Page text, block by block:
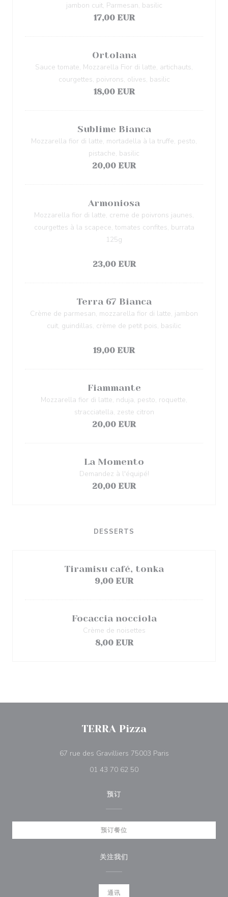
jambon cuit, Parmesan, basilic
17,00 EUR
Ortolana
Sauce tomate, Mozzarella Fior di latte, artichauts,
courgettes, poivrons, olives, basilic
18,00 EUR
Sublime Bianca
Mozzarella fior di latte, mortadella à la truffe, pesto,
pistache, basilic
20,00 EUR
Armoniosa
Mozzarella fior di latte, creme de poivrons jaunes,
courgettes à la scapece, tomates confites, burrata
125g
23,00 EUR
Terra 67 Bianca
Crème de parmesan, mozzarella fior di latte, jambon
cuit, guindillas, crème de petit pois, basilic
19,00 EUR
Fiammante
Mozzarella fior di latte, nduja, pesto, roquette,
stracciatella, zeste citron
20,00 EUR
La Momento
Demandez à l'équipé!
20,00 EUR
DESSERTS
Tiramisu café, tonka
9,00 EUR
Focaccia nocciola
Crème de noisettes
8,00 EUR
TERRA Pizza
67 rue des Gravilliers 75003 Paris((在新窗口中打开))
01 43 70 62 50
预订
预订餐位
关注我们
通讯